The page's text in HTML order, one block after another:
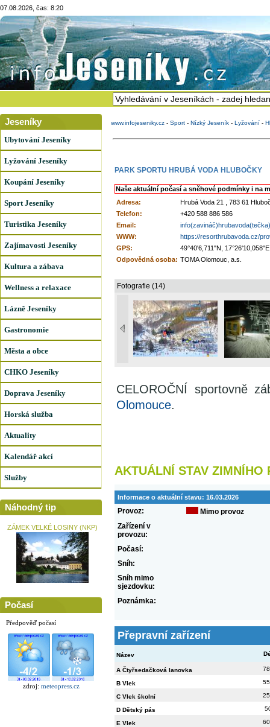
07.08.2026, čas: 8:20
Jeseníky
Ubytování Jeseníky
Lyžování Jeseníky
Koupání Jeseníky
Sport Jeseníky
Turistika Jeseníky
Zajímavosti Jeseníky
Kultura a zábava
Wellness a relaxace
Lázně Jeseníky
Gastronomie
Města a obce
CHKO Jeseníky
Doprava Jeseníky
Horská služba
Aktuality
Kalendář akcí
Služby
Náhodný tip
ZÁMEK VELKÉ LOSINY (NKP)
Počasí
Předpověď počasí
zdroj: meteopress.cz
www.infojeseniky.cz - Sport - Nízký Jeseník - Lyžování -
PARK SPORTU HRUBÁ VODA HLUBOČKY
Naše aktuální počasí a sněhové podmínky i na
Adresa:
Hrubá Voda 21 , 783 61
Telefon:
+420 588 886 586
Email:
WWW:
https://resorthrubavoda.cz/
GPS:
49°40'6,711"N, 17°26'10,058"E
Odpovědná osoba: TOMA Olomouc, a.s.
Fotografie (14)
CELOROČNÍ sportovně
Olomouce.
AKTUÁLNÍ STAV ZIMNÍHO
Informace o aktuální stavu: 16.03.2026
Provoz:
Mimo provoz
Zařízení v
provozu:
Počasí:
Sníh:
Sníh mimo
sjezdovku:
Poznámka:
Přepravní zařízení
Název
A Čtyřsedačková lanovka
B Vlek
C Vlek školní
D Dětský pás
E Vlek